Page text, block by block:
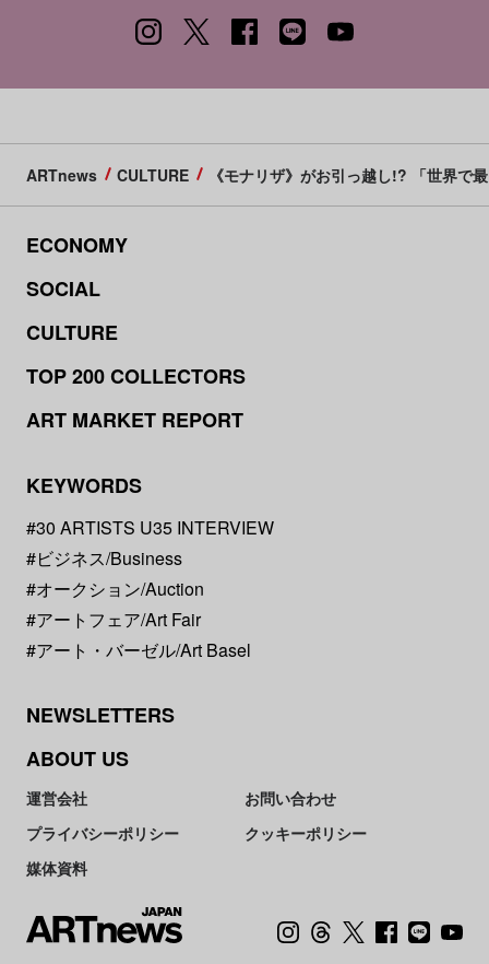
ARTnews CULTURE 《モナリザ》がお引っ越し!? 「世界で
ECONOMY
SOCIAL
CULTURE
TOP 200 COLLECTORS
ART MARKET REPORT
KEYWORDS
#30 ARTISTS U35 INTERVIEW
#ビジネス/Business
#オークション/Auction
#アートフェア/Art Fair
#アート・バーゼル/Art Basel
NEWSLETTERS
ABOUT US
運営会社
お問い合わせ
プライバシーポリシー
クッキーポリシー
媒体資料